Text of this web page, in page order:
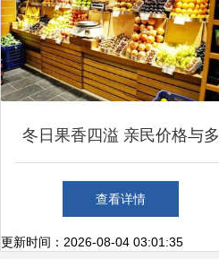
冬日果香四溢 亲民价格与多
元品种共舞，零售新招激活市
场活力
查看详情
更新时间：2026-08-04 03:01:35